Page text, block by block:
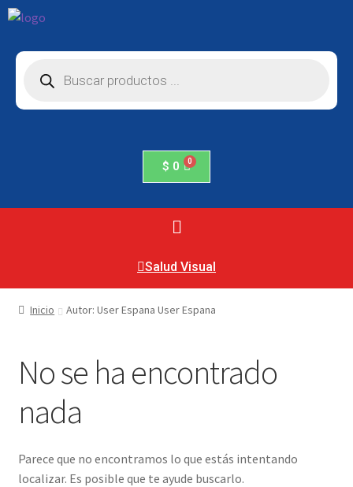
$ 0
Salud Visual
Inicio Autor: User Espana User Espana
No se ha encontrado
nada
Parece que no encontramos lo que estás intentando
localizar. Es posible que te ayude buscarlo.